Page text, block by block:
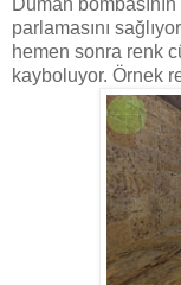
Duman bombasının
parlamasını
hemen sonra renk
kayboluyor. Örnek